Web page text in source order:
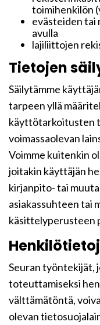
toimihenkilön
evästeiden tai
avulla
lajiliittojen
Tietojen
Säilytämme
tarpeen yllä
käyttötarkoitusten
voimassaolevan
Voimme kuitenkin
joitakin käyttäjän
kirjanpito- tai
asiakassuhteen tai
käsittelyperusteen
Seuran työntekijät,
toteuttamiseksi
välttämätöntä,
olevan